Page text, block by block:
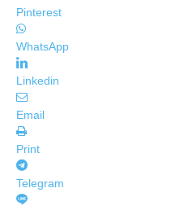
Pinterest
WhatsApp
Linkedin
Email
Print
Telegram